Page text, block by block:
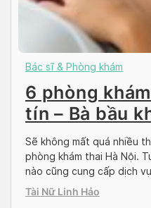
Bác sĩ & Phòng khám
6 phòng
tín – Bà bầu
qua
Sẽ không mất quá nhiều
phòng khám thai Hà Nội.
nào cũng cung cấp dịch
có công khai bảng giá và
Tài Nữ Linh Hảo